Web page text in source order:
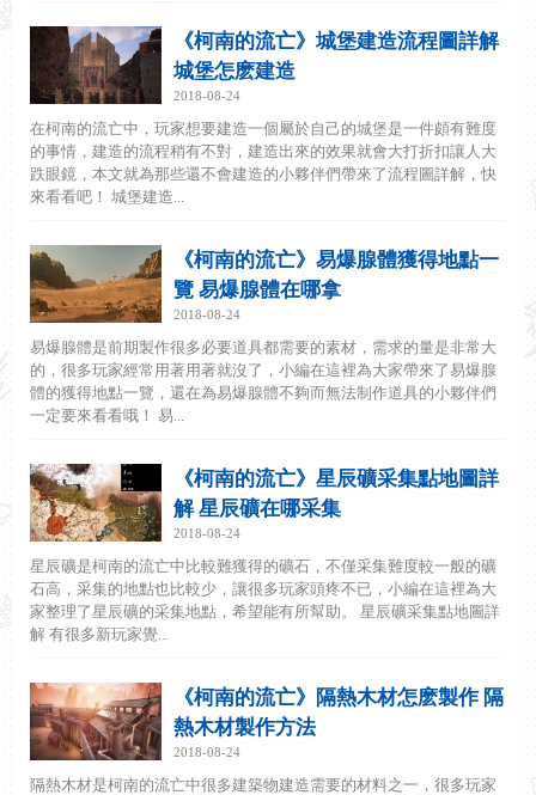
《柯南的流亡》城堡建造流程圖詳解
城堡怎麽建造
2018-08-24
在柯南的流亡中，玩家想要建造一個屬於自己的城堡是一件頗有難度
的事情，建造的流程稍有不對，建造出來的效果就會大打折扣讓人大
跌眼鏡，本文就為那些還不會建造的小夥伴們帶來了流程圖詳解，快
來看看吧！ 城堡建造...
《柯南的流亡》易爆腺體獲得地點一
覽 易爆腺體在哪拿
2018-08-24
易爆腺體是前期製作很多必要道具都需要的素材，需求的量是非常大
的，很多玩家經常用著用著就沒了，小編在這裡為大家帶來了易爆腺
體的獲得地點一覽，還在為易爆腺體不夠而無法制作道具的小夥伴們
一定要來看看哦！ 易...
《柯南的流亡》星辰礦采集點地圖詳
解 星辰礦在哪采集
2018-08-24
星辰礦是柯南的流亡中比較難獲得的礦石，不僅采集難度較一般的礦
石高，采集的地點也比較少，讓很多玩家頭疼不已，小編在這裡為大
家整理了星辰礦的采集地點，希望能有所幫助。 星辰礦采集點地圖詳
解 有很多新玩家覺...
《柯南的流亡》隔熱木材怎麽製作 隔
熱木材製作方法
2018-08-24
隔熱木材是柯南的流亡中很多建築物建造需要的材料之一，很多玩家